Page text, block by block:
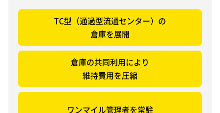
TC型（通過型流通センター）の
倉庫を展開
倉庫の共同利用により
維持費用を圧縮
ワンマイル管理者を常駐